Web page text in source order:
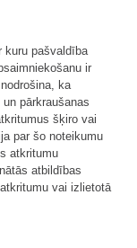
kuru pašvaldība
ir
ka
pārkraušanas
šķiro vai
par šo noteikumu
atkritumu
atbildības
vai izlietotā